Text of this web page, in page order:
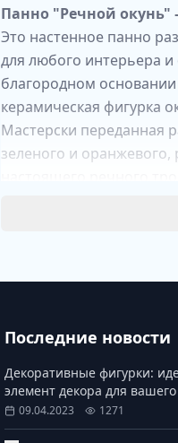
Панно "Речной окунь"
Это настенное панно
для любого интерьера
благородном
керамическая фигурка
Мастерски переданная
зеленого и оранжевого,
Глубокий цвет венге
Последние новости
Декоративные фигурки:
элемент декора для
09.04.2023 1271